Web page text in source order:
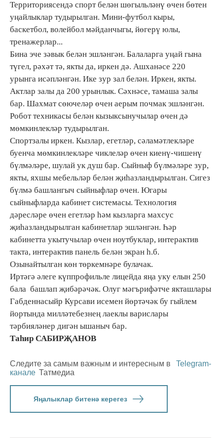
Территориясендә спорт белән шөгыльләнү өчен бөтен
уңайлыклар тудырылган. Мини-футбол кыры,
баскетбол, волейбол мәйданчыгы, йөгерү юлы,
тренажерлар...
Бина эче зәвык белән эшләнгән. Балаларга уңай гына
түгел, рәхәт тә, якты да, иркен дә. Ашханәсе 220
урынга исәпләнгән. Ике зур зал белән. Иркен, якты.
Актлар залы да 200 урынлык. Сәхнәсе, тамаша залы
бар. Шахмат сөючеләр өчен аерым почмак эшләнгән.
Робот техникасы белән кызыксынучылар өчен дә
мөмкинлекләр тудырылган.
Спортзалы иркен. Кызлар, егетләр, сәламәтлекләре
буенча мөмкинлекләре чиклеләр өчен киенү-чишенү
бүлмәләре, шулай ук душ бар. Сыйныф бүлмәләре зур,
якты, яхшы мебельләр белән җиһазландырылган. Сигез
бүлмә башлангыч сыйныфлар өчен. Югары
сыйныфларда кабинет системасы. Технология
дәресләре өчен егетләр һәм кызларга махсус
җиһазландырылган кабинетлар эшләнгән. Һәр
кабинетта укытучылар өчен ноутбуклар, интерактив
такта, интерактив панель белән экран һ.б.
Озынайтылган көн төркемнәре булачак.
Иртәгә әлеге күппрофильле лицейда яңа уку елын 250
бала башлап җибәрәчәк. Олуг мәгърифәтче якташлары
Габденнасыйр Курсави исемен йөртәчәк бу гыйлем
йортында милләтебезнең лаеклы варислары
тәрбияләнер дигән ышаныч бар.
Таһир САБИРҖАНОВ
Следите за самым важным и интересным в
Telegram-
канале Татмедиа
Яңалыклар битенә керегез